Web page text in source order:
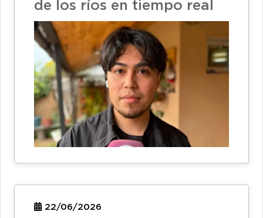
de los ríos en tiempo real
22/06/2026